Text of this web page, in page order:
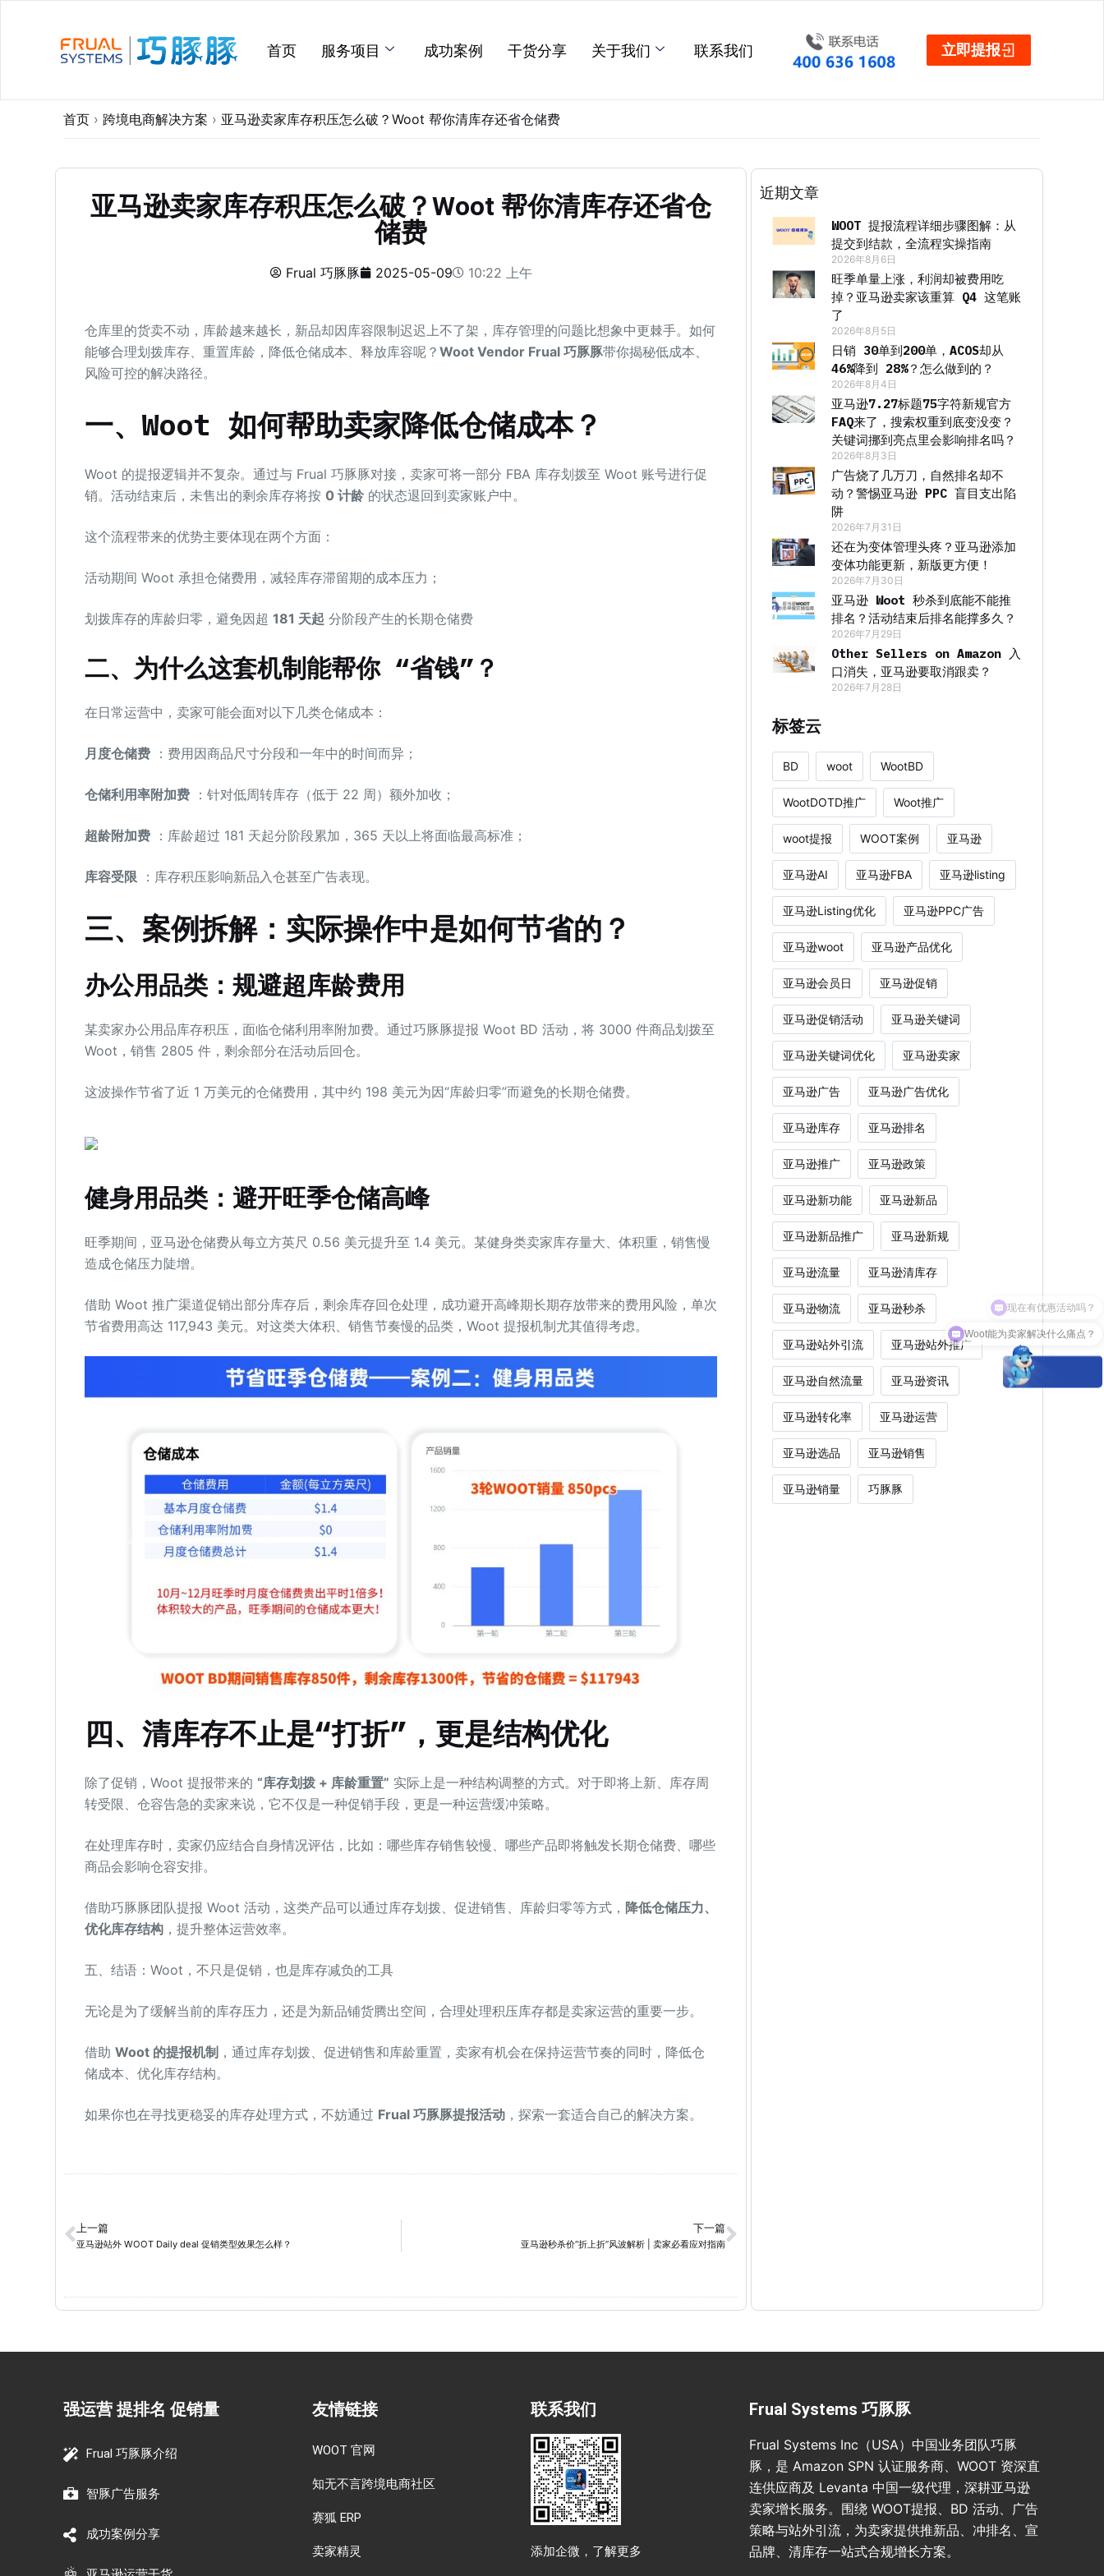
首页 服务项目 成功案例 干货分享 关于我们 联系我们 立即提报
首页 › 跨境电商解决方案 › 亚马逊卖家库存积压怎么破？Woot 帮你清库存还省仓储费
亚马逊卖家库存积压怎么破？Woot 帮你清库存还省仓
储费
Frual 巧豚豚 2025-05-09 10:22 上午
仓库里的货卖不动，库龄越来越长，新品却因库容限制迟迟上不了架，库存管理的问题比想象中更棘手。如何
能够合理划拨库存、重置库龄，降低仓储成本、释放库容呢？ Woot Vendor Frual 巧豚豚带你揭秘低成本、
风险可控的解决路径。
一、Woot 如何帮助卖家降低仓储成本？
Woot 的提报逻辑并不复杂。通过与 Frual 巧豚豚对接，卖家可将一部分 FBA 库存划拨至 Woot 账号进行促
销。活动结束后，未售出的剩余库存将按 0 计龄的状态退回到卖家账户中。
这个流程带来的优势主要体现在两个方面：
活动期间 Woot 承担仓储费用，减轻库存滞留期的成本压力；
划拨库存的库龄归零，避免因超 181 天起 分阶段产生的长期仓储费
二、为什么这套机制能帮你 “省钱”？
在日常运营中，卖家可能会面对以下几类仓储成本：
月度仓储费：费用因商品尺寸分段和一年中的时间而异；
仓储利用率附加费：针对低周转库存（低于 22 周）额外加收；
超龄附加费：库龄超过 181 天起分阶段累加，365 天以上将面临最高标准；
库容受限 ：库存积压影响新品入仓甚至广告表现。
三、案例拆解：实际操作中是如何节省的？
办公用品类：规避超库龄费用
某卖家办公用品库存积压，面临仓储利用率附加费。通过巧豚豚提报 Woot BD 活动，将 3000 件商品划拨至
Woot，销售 2805 件，剩余部分在活动后回仓。
这波操作节省了近 1 万美元的仓储费用，其中约 198 美元为因“库龄归零”而避免的长期仓储费。
健身用品类：避开旺季仓储高峰
旺季期间，亚马逊仓储费从每立方英尺 0.56 美元提升至 1.4 美元。某健身类卖家库存量大、体积重，销售慢
造成仓储压力陡增。
借助 Woot 推广渠道促销出部分库存后，剩余库存回仓处理，成功避开高峰期长期存放带来的费用风险，单次
节省费用高达 117,943 美元。对这类大体积、销售节奏慢的品类，Woot 提报机制尤其值得考虑。
四、清库存不止是“打折”，更是结构优化
除了促销，Woot 提报带来的 “库存划拨 + 库龄重置” 实际上是一种结构调整的方式。对于即将上新、库存周
转受限、仓容告急的卖家来说，它不仅是一种促销手段，更是一种运营缓冲策略。
在处理库存时，卖家仍应结合自身情况评估，比如：哪些库存销售较慢、哪些产品即将触发长期仓储费、哪些
商品会影响仓容安排。
借助巧豚豚团队提报 Woot 活动，这类产品可以通过库存划拨、促进销售、库龄归零等方式， 降低仓储压力、
优化库存结构，提升整体运营效率。
五、结语：Woot，不只是促销，也是库存减负的工具
无论是为了缓解当前的库存压力，还是为新品铺货腾出空间，合理处理积压库存都是卖家运营的重要一步。
借助 Woot 的提报机制，通过库存划拨、促进销售和库龄重置，卖家有机会在保持运营节奏的同时，降低仓
储成本、优化库存结构。
如果你也在寻找更稳妥的库存处理方式，不妨通过 Frual 巧豚豚提报活动，探索一套适合自己的解决方案。
上一篇
亚马逊站外 WOOT Daily deal 促销类型效果怎么样？
下一篇
亚马逊秒杀价“折上折”风波解析 | 卖家必看应对指南
近期文章
WOOT 提报流程详细步骤图解：从
提交到结款，全流程实操指南
2026年8月6日
旺季单量上涨，利润却被费用吃
掉？亚马逊卖家该重算 Q4 这笔账
了
2026年8月5日
日销 30单到200单，ACOS却从
46%降到 28%？怎么做到的？
2026年8月4日
亚马逊7.27标题75字符新规官方
FAQ来了，搜索权重到底变没变？
关键词挪到亮点里会影响排名吗？
2026年8月3日
广告烧了几万刀，自然排名却不
动？警惕亚马逊 PPC 盲目支出陷
阱
2026年7月31日
还在为变体管理头疼？亚马逊添加
变体功能更新，新版更方便！
2026年7月30日
亚马逊 Woot 秒杀到底能不能推
排名？活动结束后排名能撑多久？
2026年7月29日
Other Sellers on Amazon 入
口消失，亚马逊要取消跟卖？
2026年7月28日
标签云
BD woot WootBD
WootDOTD推广 Woot推广
woot提报 WOOT案例 亚马逊
亚马逊AI 亚马逊FBA 亚马逊listing
亚马逊Listing优化 亚马逊PPC广告
亚马逊woot 亚马逊产品优化
亚马逊会员日 亚马逊促销
亚马逊促销活动 亚马逊关键词
亚马逊关键词优化 亚马逊卖家
亚马逊广告 亚马逊广告优化
亚马逊库存 亚马逊排名
亚马逊推广 亚马逊政策
亚马逊新功能 亚马逊新品
亚马逊新品推广 亚马逊新规
亚马逊流量 亚马逊清库存
亚马逊物流 亚马逊秒杀
亚马逊站外引流 亚马逊站外推广
亚马逊自然流量 亚马逊资讯
亚马逊转化率 亚马逊运营
亚马逊选品 亚马逊销售
亚马逊销量 巧豚豚
强运营 提排名 促销量
Frual 巧豚豚介绍
智豚广告服务
成功案例分享
友情链接
WOOT 官网
知无不言跨境电商社区
赛狐 ERP
卖家精灵
联系我们
添加企微，了解更多
Frual Systems 巧豚豚
Frual Systems Inc（USA）中国业务团队巧豚
豚，是 Amazon SPN 认证服务商、WOOT 资深直
连供应商及 Levanta 中国一级代理，深耕亚马逊
卖家增长服务。围绕 WOOT提报、BD 活动、广告
策略与站外引流，为卖家提供推新品、冲排名、宣
品牌、清库存一站式合规增长方案。
Woot能为卖家解决什么痛点？